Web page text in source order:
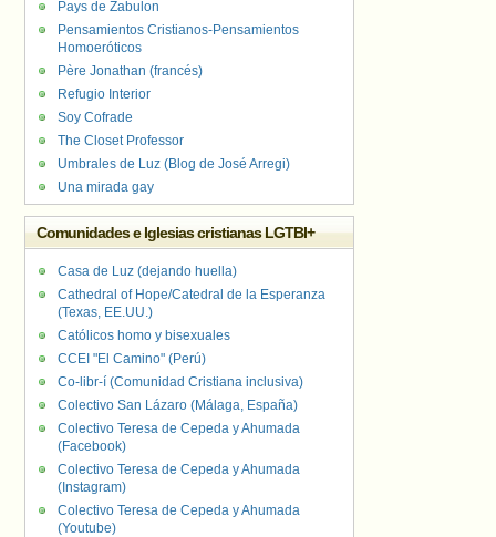
Pays de Zabulon
Pensamientos Cristianos-Pensamientos
Homoeróticos
Père Jonathan (francés)
Refugio Interior
Soy Cofrade
The Closet Professor
Umbrales de Luz (Blog de José Arregi)
Una mirada gay
Comunidades e Iglesias cristianas LGTBI+
Casa de Luz (dejando huella)
Cathedral of Hope/Catedral de la Esperanza
(Texas, EE.UU.)
Católicos homo y bisexuales
CCEI "El Camino" (Perú)
Co-libr-í (Comunidad Cristiana inclusiva)
Colectivo San Lázaro (Málaga, España)
Colectivo Teresa de Cepeda y Ahumada
(Facebook)
Colectivo Teresa de Cepeda y Ahumada
(Instagram)
Colectivo Teresa de Cepeda y Ahumada
(Youtube)